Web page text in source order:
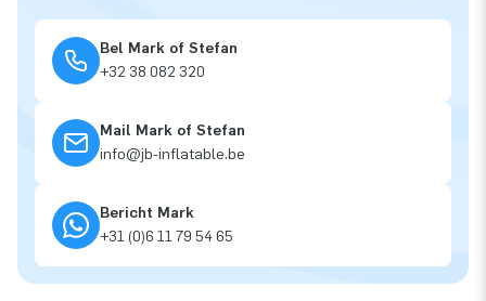
Bel Mark of Stefan
+32 38 082 320
Mail Mark of Stefan
info@jb-inflatable.be
Bericht Mark
+31 (0)6 11 79 54 65